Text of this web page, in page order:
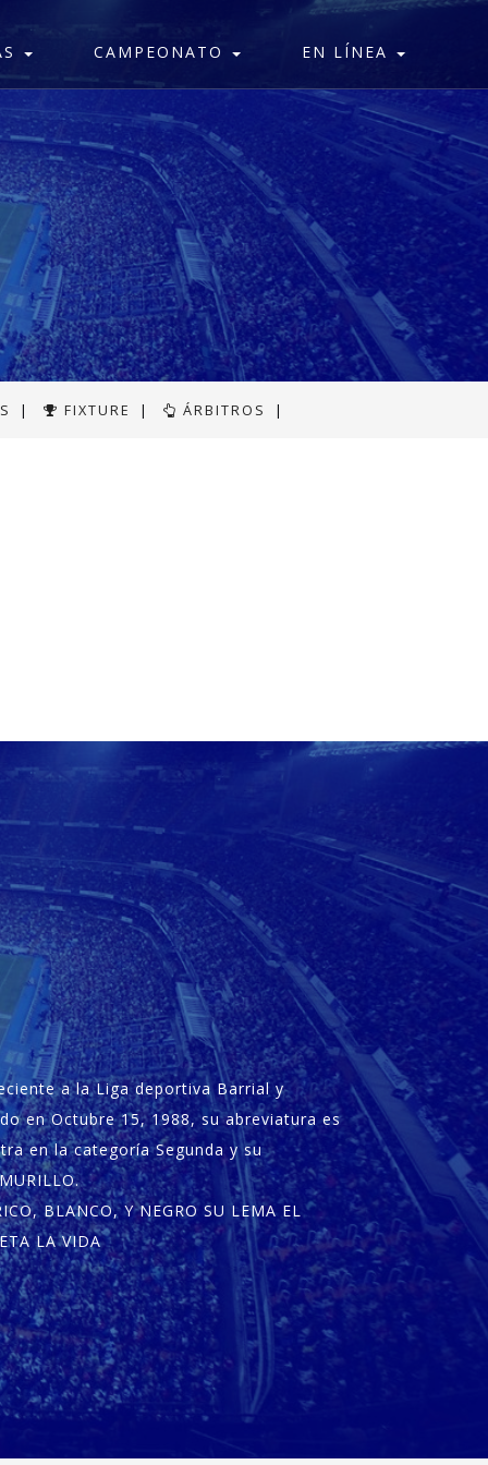
CAMPEONATO EN LÍNEA
| FIXTURE | ÁRBITROS |
a la Liga deportiva Barrial y
en Octubre 15, 1988, su abreviatura es
en la categoría Segunda y su
BLANCO, Y NEGRO SU LEMA EL
LA VIDA